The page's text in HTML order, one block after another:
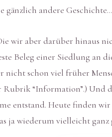
gänzlich andere Geschichte…
wir aber darüber hinaus
Beleg einer Siedlung an
nicht schon viel früher
Rubrik “Information”.) Und
entstand. Heute finden
ja wiederum vielleicht